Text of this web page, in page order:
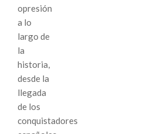
opresión
a lo
largo de
la
historia,
desde la
llegada
de los
conquistadores